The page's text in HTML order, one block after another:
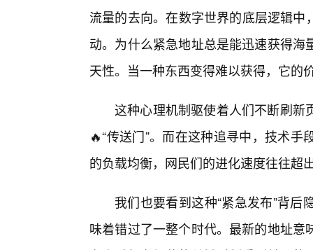
流量的去向。在数字世界的底层逻辑
动。为什么紧急地址总是能迅速获得
天性。当一种东西变得难以获得，它的
这种心理机制驱使着人们不断刷新
🔥“传送门”。而在这种追寻中，技术
的负载均衡，网民们的进化速度往往超
我们也要看到这种“紧急发布”背
味着错过了一整个时代。最新的地址